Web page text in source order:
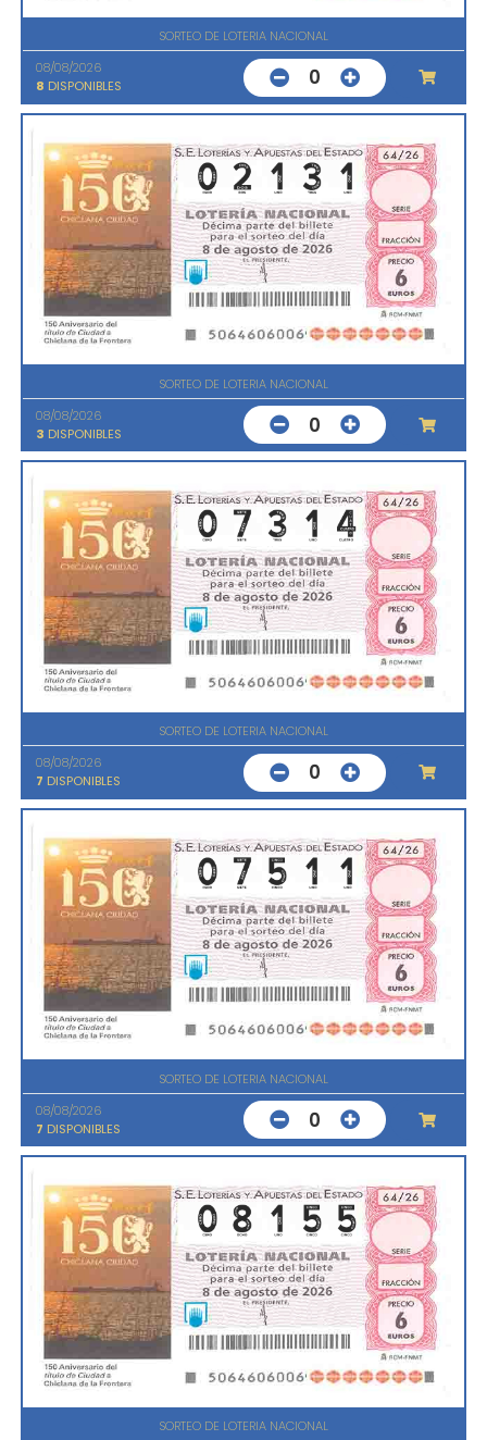
SORTEO DE LOTERIA NACIONAL
08/08/2026
8 DISPONIBLES 0
SORTEO DE LOTERIA NACIONAL
08/08/2026
3 DISPONIBLES 0
SORTEO DE LOTERIA NACIONAL
08/08/2026
7 DISPONIBLES 0
SORTEO DE LOTERIA NACIONAL
08/08/2026
7 DISPONIBLES 0
SORTEO DE LOTERIA NACIONAL